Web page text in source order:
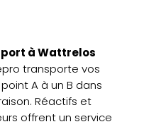
à Wattrelos
transporte vos
A à un B dans
Réactifs et
offrent un service